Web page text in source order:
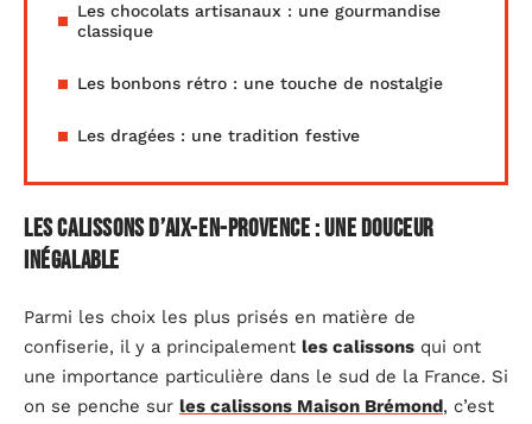
Les chocolats artisanaux : une gourmandise
classique
Les bonbons rétro : une touche de nostalgie
Les dragées : une tradition festive
Les calissons d’Aix-en-Provence : une douceur
inégalable
Parmi les choix les plus prisés en matière de
confiserie, il y a principalement les calissons qui ont
une importance particulière dans le sud de la France. Si
on se penche sur les calissons Maison Brémond, c’est